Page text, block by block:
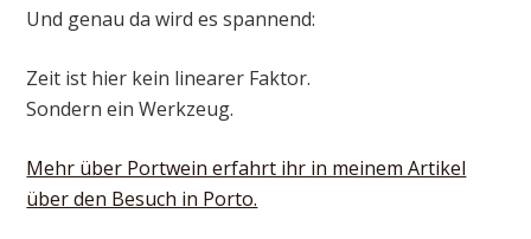
Und genau da wird es spannend:
Zeit ist hier kein linearer Faktor.
Sondern ein Werkzeug.
Mehr über Portwein erfahrt ihr in meinem Artikel
über den Besuch in Porto.